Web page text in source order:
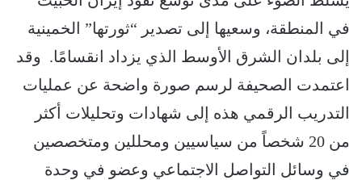
في المنطقة، وسعيها إلى تصدير “ثورتها” الخمينية
إلى بلدان الشرق الأوسط الذي يزداد انقسامًا. وقد
اعتمدت الصحيفة لرسم صورة واضحة عن عمليات
التدريب الرقمي هذه إلى شهادات وتحليلات أكثر
من 20 شخصاً من سياسيين ومحللين ومتخصصين
في وسائل التواصل الاجتماعي وعضو في وحدة